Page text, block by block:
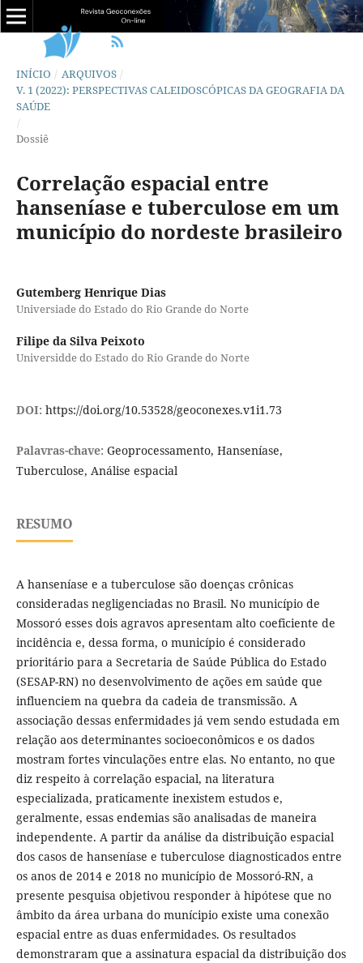
INÍCIO / ARQUIVOS /
V. 1 (2022): PERSPECTIVAS CALEIDOSCÓPICAS DA GEOGRAFIA DA
SAÚDE
/
Dossiê
Correlação espacial entre
hanseníase e tuberculose em um
município do nordeste brasileiro
Gutemberg Henrique Dias
Universiade do Estado do Rio Grande do Norte
Filipe da Silva Peixoto
Universidde do Estado do Rio Grande do Norte
DOI: https://doi.org/10.53528/geoconexes.v1i1.73
Palavras-chave: Geoprocessamento, Hanseníase,
Tuberculose, Análise espacial
RESUMO
A hanseníase e a tuberculose são doenças crônicas
consideradas negligenciadas no Brasil. No município de
Mossoró esses dois agravos apresentam alto coeficiente de
incidência e, dessa forma, o município é considerado
prioritário para a Secretaria de Saúde Pública do Estado
(SESAP-RN) no desenvolvimento de ações em saúde que
influenciem na quebra da cadeia de transmissão. A
associação dessas enfermidades já vem sendo estudada em
relação aos determinantes socioeconômicos e os dados
mostram fortes vinculações entre elas. No entanto, no que
diz respeito à correlação espacial, na literatura
especializada, praticamente inexistem estudos e,
geralmente, essas endemias são analisadas de maneira
independente. A partir da análise da distribuição espacial
dos casos de hanseníase e tuberculose diagnosticados entre
os anos de 2014 e 2018 no município de Mossoró-RN, a
presente pesquisa objetivou responder à hipótese que no
âmbito da área urbana do munícipio existe uma conexão
espacial entre as duas enfermidades. Os resultados
demonstraram que a assinatura espacial da distribuição dos